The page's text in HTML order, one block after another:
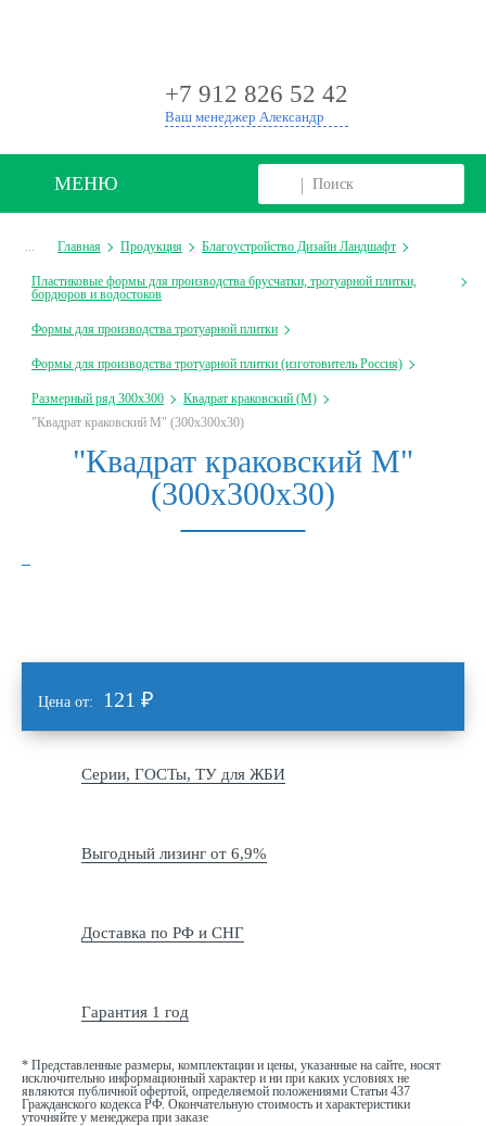
+7 912 826 52 42
Ваш менеджер Александр
МЕНЮ
... Главная Продукция Благоустройство Дизайн Ландшафт
Пластиковые формы для производства брусчатки, тротуарной плитки,
бордюров и водостоков
Формы для производства тротуарной плитки
Формы для производства тротуарной плитки (изготовитель Россия)
Размерный ряд 300х300
Квадрат краковский (М)
"Квадрат краковский М" (300х300х30)
"Квадрат краковский М"
(300х300х30)
Цена от: 121 ₽
Серии, ГОСТы, ТУ для ЖБИ
Выгодный лизинг от 6,9%
Доставка по РФ и СНГ
Гарантия 1 год
* Представленные размеры, комплектации и цены, указанные на сайте, носят
исключительно информационный характер и ни при каких условиях не
являются публичной офертой, определяемой положениями Статьи 437
Гражданского кодекса РФ. Окончательную стоимость и характеристики
уточняйте у менеджера при заказе